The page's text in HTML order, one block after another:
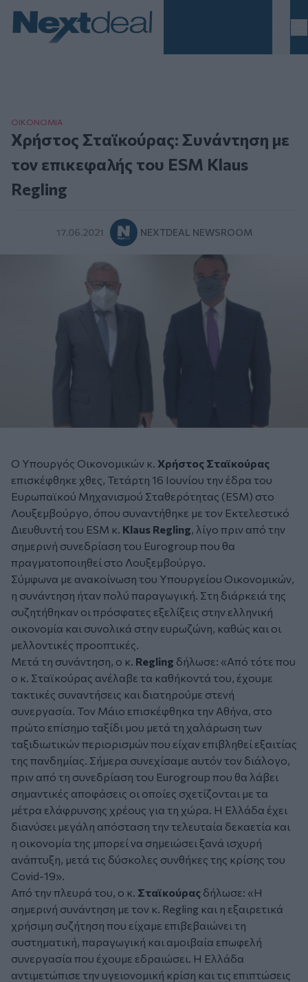
ΟΙΚΟΝΟΜΙΑ
Χρήστος Σταϊκούρας: Συνάντηση με
τον επικεφαλής του ESM Klaus
Regling
17.06.2021 NEXTDEAL NEWSROOM
Ο Υπουργός Οικονομικών κ. Χρήστος Σταϊκούρας
επισκέφθηκε χθες, Τετάρτη 16 Ιουνίου την έδρα του
Ευρωπαϊκού Μηχανισμού Σταθερότητας (ESM) στο
Λουξεμβούργο, όπου συναντήθηκε με τον Εκτελεστικό
Διευθυντή του ESM κ. Klaus Regling, λίγο πριν από την
σημερινή συνεδρίαση του Eurogroup που θα
πραγματοποιηθεί στο Λουξεμβούργο.
Σύμφωνα με ανακοίνωση του Υπουργείου Οικονομικών,
η συνάντηση ήταν πολύ παραγωγική. Στη διάρκειά της
συζητήθηκαν οι πρόσφατες εξελίξεις στην ελληνική
οικονομία και συνολικά στην ευρωζώνη, καθώς και οι
μελλοντικές προοπτικές.
Μετά τη συνάντηση, ο κ. Regling δήλωσε: «Από τότε που
ο κ. Σταϊκούρας ανέλαβε τα καθήκοντά του, έχουμε
τακτικές συναντήσεις και διατηρούμε στενή
συνεργασία. Τον Μάιο επισκέφθηκα την Αθήνα, στο
πρώτο επίσημο ταξίδι μου μετά τη χαλάρωση των
ταξιδιωτικών περιορισμών που είχαν επιβληθεί εξαιτίας
της πανδημίας. Σήμερα συνεχίσαμε αυτόν τον διάλογο,
πριν από τη συνεδρίαση του Eurogroup που θα λάβει
σημαντικές αποφάσεις οι οποίες σχετίζονται με τα
μέτρα ελάφρυνσης χρέους για τη χώρα. Η Ελλάδα έχει
διανύσει μεγάλη απόσταση την τελευταία δεκαετία και
η οικονομία της μπορεί να σημειώσει ξανά ισχυρή
ανάπτυξη, μετά τις δύσκολες συνθήκες της κρίσης του
Covid-19».
Από την πλευρά του, ο κ. Σταϊκούρας δήλωσε: «Η
σημερινή συνάντηση με τον κ. Regling και η εξαιρετικά
χρήσιμη συζήτηση που είχαμε επιβεβαιώνει τη
συστηματική, παραγωγική και αμοιβαία επωφελή
συνεργασία που έχουμε εδραιώσει. Η Ελλάδα
αντιμετώπισε την υγειονομική κρίση και τις επιπτώσεις